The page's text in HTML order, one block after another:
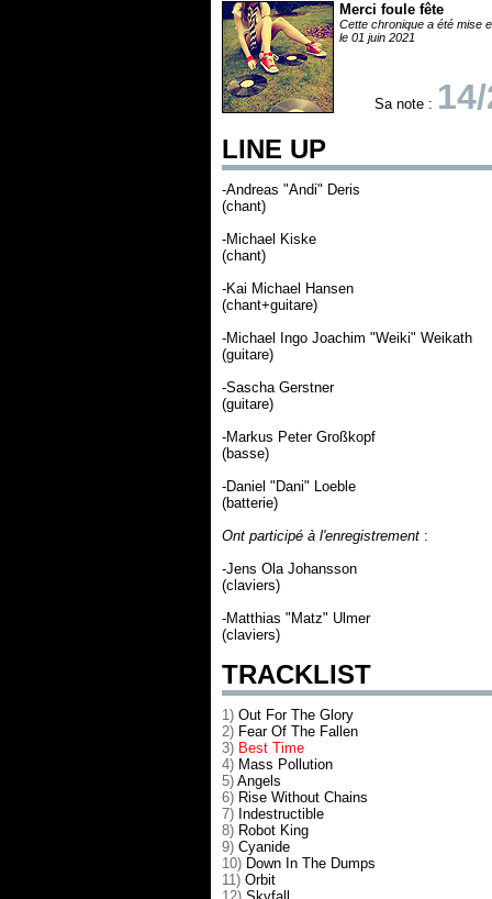
Merci foule fête
Cette chronique a été mise
le 01 juin 2021
Sa note :
LINE UP
-Andreas "Andi" Deris
(chant)
-Michael Kiske
(chant)
-Kai Michael Hansen
(chant+guitare)
-Michael Ingo Joachim "Weiki" Weikath
(guitare)
-Sascha Gerstner
(guitare)
-Markus Peter Großkopf
(basse)
-Daniel "Dani" Loeble
(batterie)
Ont participé à l'enregistrement :
-Jens Ola Johansson
(claviers)
-Matthias "Matz" Ulmer
(claviers)
TRACKLIST
1) Out For The Glory
2) Fear Of The Fallen
3) Best Time
4) Mass Pollution
5) Angels
6) Rise Without Chains
7) Indestructible
8) Robot King
9) Cyanide
10) Down In The Dumps
11) Orbit